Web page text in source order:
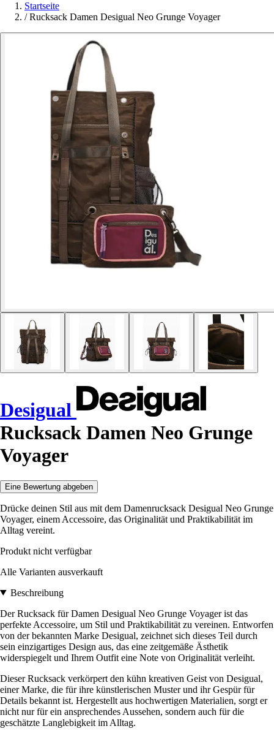
Startseite
/ Rucksack Damen Desigual Neo Grunge Voyager
Desigual
Rucksack Damen Neo Grunge
Voyager
Eine Bewertung abgeben
Drücke deinen Stil aus mit dem Damenrucksack Desigual Neo Grunge
Voyager, einem Accessoire, das Originalität und Praktikabilität im
Alltag vereint.
Produkt nicht verfügbar
Alle Varianten ausverkauft
Beschreibung
Der Rucksack für Damen Desigual Neo Grunge Voyager ist das
perfekte Accessoire, um Stil und Praktikabilität zu vereinen. Entworfen
von der bekannten Marke Desigual, zeichnet sich dieses Teil durch
sein einzigartiges Design aus, das eine zeitgemäße Ästhetik
widerspiegelt und Ihrem Outfit eine Note von Originalität verleiht.
Dieser Rucksack verkörpert den kühn kreativen Geist von Desigual,
einer Marke, die für ihre künstlerischen Muster und ihr Gespür für
Details bekannt ist. Hergestellt aus hochwertigen Materialien, sorgt er
nicht nur für ein ansprechendes Aussehen, sondern auch für die
geschätzte Langlebigkeit im Alltag.